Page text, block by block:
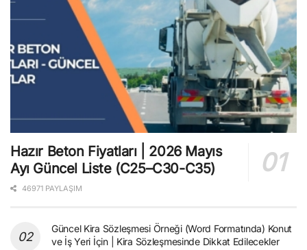
Hazır Beton Fiyatları | 2026 Mayıs
Ayı Güncel Liste (C25–C30-C35)
46971 PAYLAŞIM
Güncel Kira Sözleşmesi Örneği (Word Formatında) Konut
ve İş Yeri İçin | Kira Sözleşmesinde Dikkat Edilecekler